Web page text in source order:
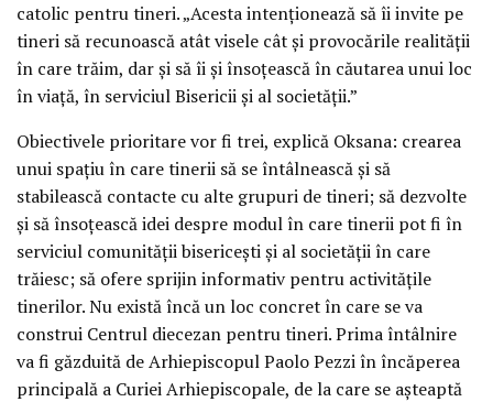
catolic pentru tineri. „Acesta intenționează să îi invite pe
tineri să recunoască atât visele cât și provocările realității
în care trăim, dar și să îi și însoțească în căutarea unui loc
în viață, în serviciul Bisericii și al societății.”
Obiectivele prioritare vor fi trei, explică Oksana: crearea
unui spațiu în care tinerii să se întâlnească și să
stabilească contacte cu alte grupuri de tineri; să dezvolte
și să însoțească idei despre modul în care tinerii pot fi în
serviciul comunității bisericești și al societății în care
trăiesc; să ofere sprijin informativ pentru activitățile
tinerilor. Nu există încă un loc concret în care se va
construi Centrul diecezan pentru tineri. Prima întâlnire
va fi găzduită de Arhiepiscopul Paolo Pezzi în încăperea
principală a Curiei Arhiepiscopale, de la care se așteaptă